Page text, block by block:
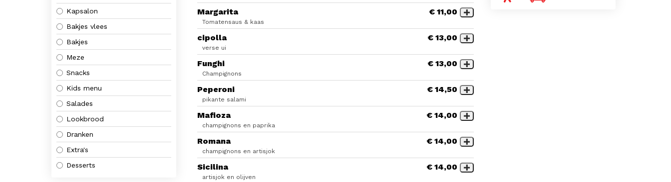
Kapsalon
Bakjes vlees
Bakjes
Meze
Snacks
Kids menu
Salades
Lookbrood
Dranken
Extra's
Desserts
Margarita
Tomatensaus & kaas
€ 11,00
cipolla
verse ui
€ 13,00
Funghi
Champignons
€ 13,00
Peperoni
pikante salami
€ 14,50
Mafioza
champignons en paprika
€ 14,00
Romana
champignons en artisjok
€ 14,00
Sicilina
artisjok en olijven
€ 14,00